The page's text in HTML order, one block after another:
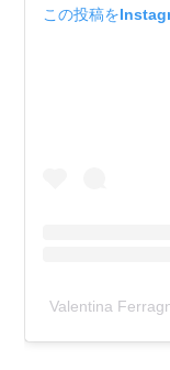
この投稿を
Valentina